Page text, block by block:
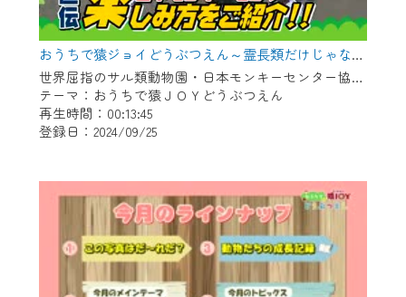
おうちで猿ジョイどうぶつえん～霊長類だけじゃない！？ 夏休みは日本モンキーセンターへ！～（2024年8月16日初回放送）
世界屈指のサル類動物園・日本モンキーセンター協力の親子で学べる動物番組。
テーマ：おうちで猿ＪＯＹどうぶつえん
再生時間：00:13:45
登録日：2024/09/25